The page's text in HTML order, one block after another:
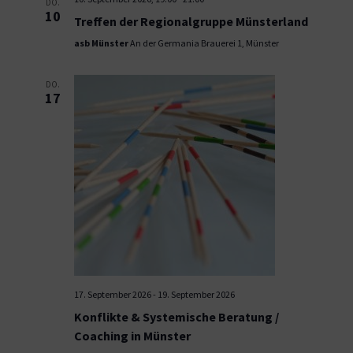
DO.
10 Treffen der Regionalgruppe Münsterland
asb MünsterAn der Germania Brauerei 1, Münster
DO.
17
17. September 2026- 19. September 2026
Konflikte & Systemische Beratung /
Coaching in Münster